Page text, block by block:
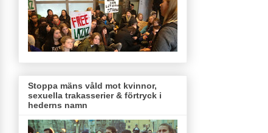
Stoppa mäns våld mot kvinnor,
sexuella trakasserier & förtryck i
hederns namn